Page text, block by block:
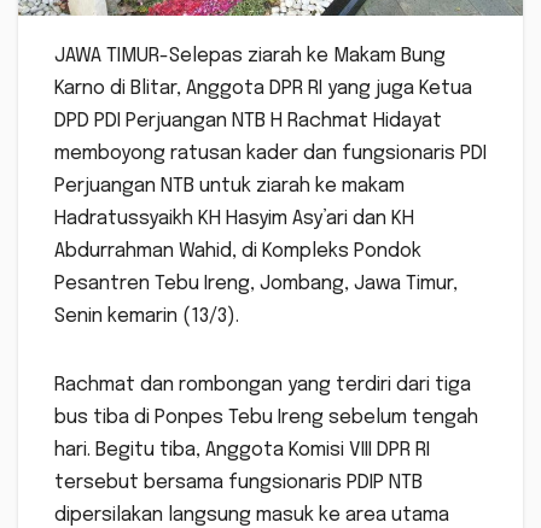
JAWA TIMUR-Selepas ziarah ke Makam Bung
Karno di Blitar, Anggota DPR RI yang juga Ketua
DPD PDI Perjuangan NTB H Rachmat Hidayat
memboyong ratusan kader dan fungsionaris PDI
Perjuangan NTB untuk ziarah ke makam
Hadratussyaikh KH Hasyim Asy’ari dan KH
Abdurrahman Wahid, di Kompleks Pondok
Pesantren Tebu Ireng, Jombang, Jawa Timur,
Senin kemarin (13/3).
Rachmat dan rombongan yang terdiri dari tiga
bus tiba di Ponpes Tebu Ireng sebelum tengah
hari. Begitu tiba, Anggota Komisi VIII DPR RI
tersebut bersama fungsionaris PDIP NTB
dipersilakan langsung masuk ke area utama